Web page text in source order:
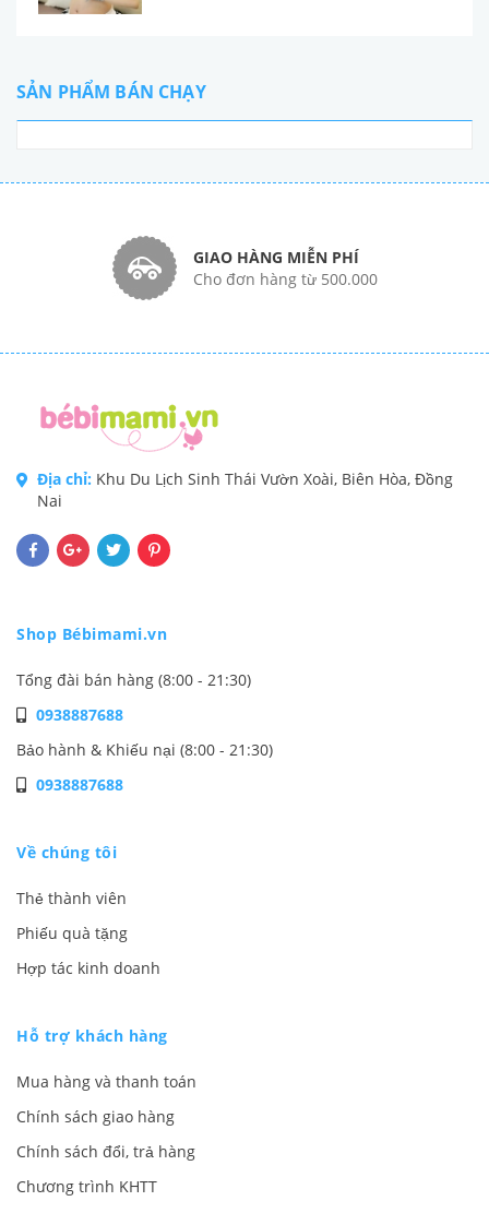
SẢN PHẨM BÁN CHẠY
GIAO HÀNG MIỄN PHÍ
Cho đơn hàng từ 500.000
Địa chỉ: Khu Du Lịch Sinh Thái Vườn Xoài, Biên Hòa, Đồng
Nai
Shop Bébimami.vn
Tổng đài bán hàng (8:00 - 21:30)
0938887688
Bảo hành & Khiếu nại (8:00 - 21:30)
0938887688
Về chúng tôi
Thẻ thành viên
Phiếu quà tặng
Hợp tác kinh doanh
Hỗ trợ khách hàng
Mua hàng và thanh toán
Chính sách giao hàng
Chính sách đổi, trả hàng
Chương trình KHTT